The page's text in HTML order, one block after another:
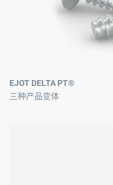
EJOT DELTA PT®
三种产品变体